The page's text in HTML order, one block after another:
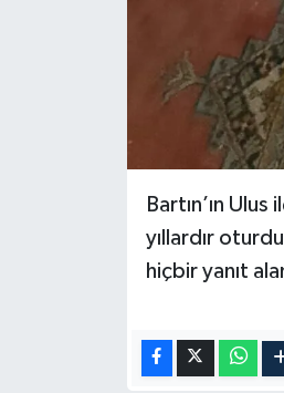
Bartın’ın
yıllardır
hiçbir yanıt